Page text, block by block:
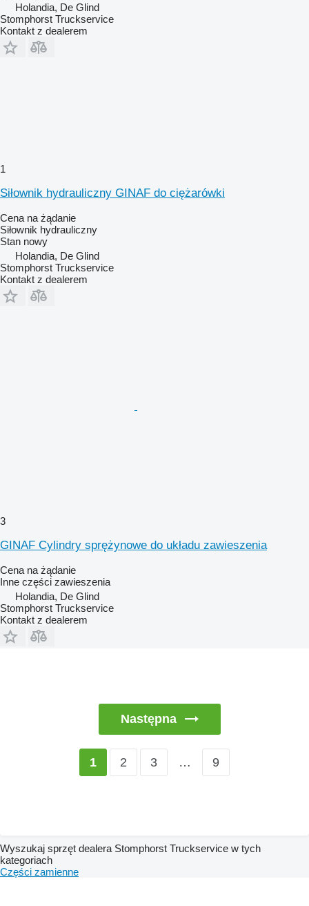
Holandia, De Glind
Stomphorst Truckservice
Kontakt z dealerem
1
Siłownik hydrauliczny GINAF do ciężarówki
Cena na żądanie
Siłownik hydrauliczny
Stan nowy
Holandia, De Glind
Stomphorst Truckservice
Kontakt z dealerem
3
GINAF Cylindry sprężynowe do układu zawieszenia
Cena na żądanie
Inne części zawieszenia
Holandia, De Glind
Stomphorst Truckservice
Kontakt z dealerem
Następna
1 2 3 … 9
Wyszukaj sprzęt dealera Stomphorst Truckservice w tych
kategoriach
Części zamienne